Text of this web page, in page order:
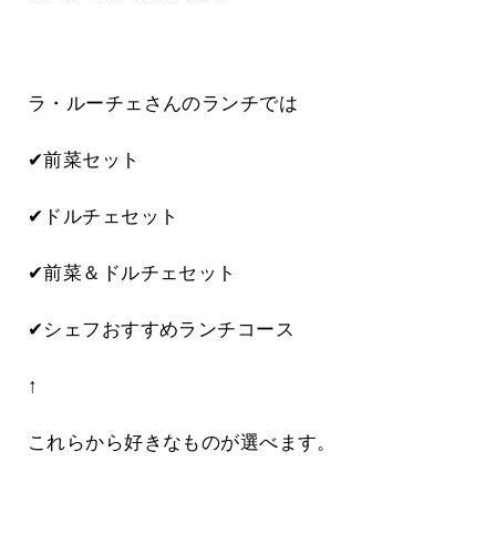
ラ・ルーチェさんのランチでは
✔前菜セット
✔ドルチェセット
✔前菜＆ドルチェセット
✔シェフおすすめランチコース
↑
これらから好きなものが選べます。